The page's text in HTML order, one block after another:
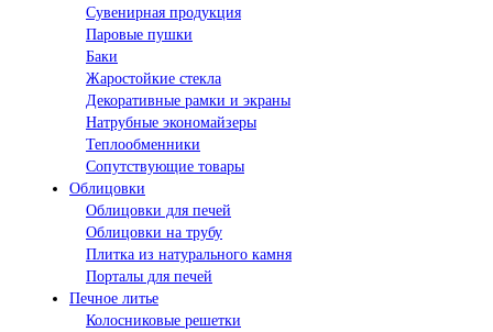
Сувенирная продукция
Паровые пушки
Баки
Жаростойкие стекла
Декоративные рамки и экраны
Натрубные экономайзеры
Теплообменники
Сопутствующие товары
Облицовки
Облицовки для печей
Облицовки на трубу
Плитка из натурального камня
Порталы для печей
Печное литье
Колосниковые решетки